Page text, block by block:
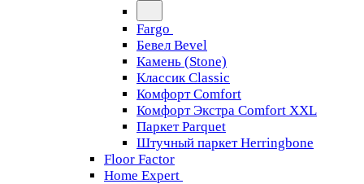
Fargo
Бевел Bevel
Камень (Stone)
Классик Classic
Комфорт Comfort
Комфорт Экстра Comfort XXL
Паркет Parquet
Штучный паркет Herringbone
Floor Factor
Home Expert